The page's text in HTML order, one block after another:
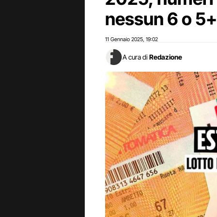
nessun 6 o
11 Gennaio 2025 19:02
A cura di Redazione